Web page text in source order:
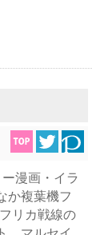
漫画・イラ
か複葉機フ
リカ戦線の